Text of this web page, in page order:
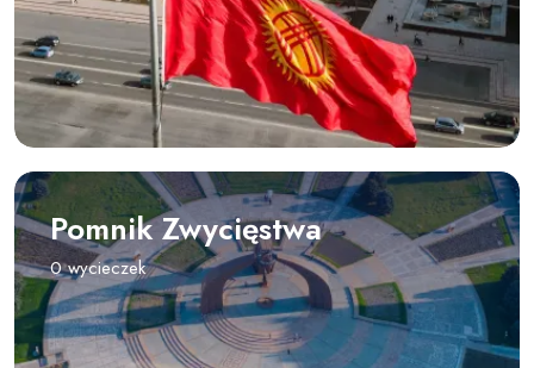
Pomnik Zwycięstwa
0 wycieczek